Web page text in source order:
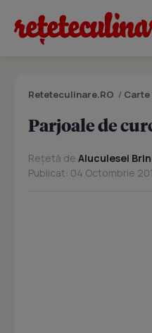
Reteteculinare.RO /
Parjoale de
Rețetă de Aluculesei
Publicat: 04 Octombrie